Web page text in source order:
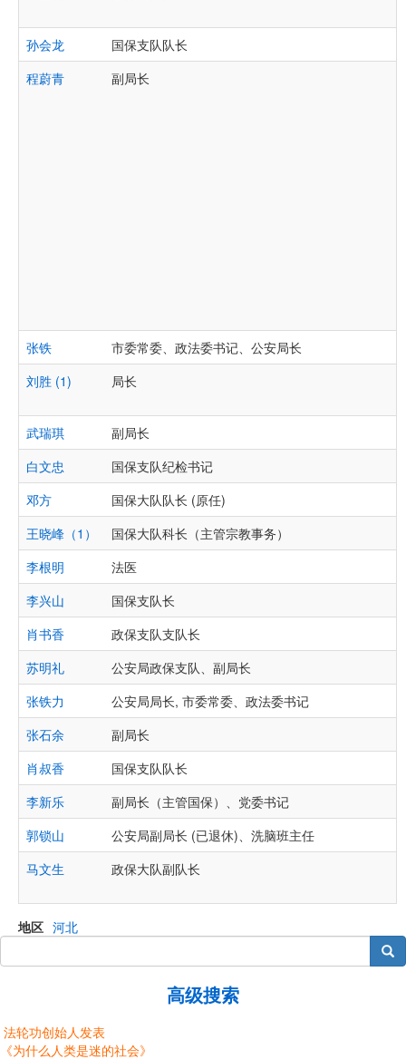
孙会龙
国保支队队长
程蔚青
副局长
张铁
市委常委、政法委书记、公安局长
刘胜 (1)
局长
武瑞琪
副局长
白文忠
国保支队纪检书记
邓方
国保大队队长 (原任)
王晓峰（1）
国保大队科长（主管宗教事务）
李根明
法医
李兴山
国保支队长
肖书香
政保支队支队长
苏明礼
公安局政保支队、副局长
张铁力
公安局局长, 市委常委、政法委书记
张石余
副局长
肖叔香
国保支队队长
李新乐
副局长（主管国保）、党委书记
郭锁山
公安局副局长 (已退休)、洗脑班主任
马文生
政保大队副队长
地区 河北
搜索
高级搜索
法轮功创始人发表
《为什么人类是迷的社会》